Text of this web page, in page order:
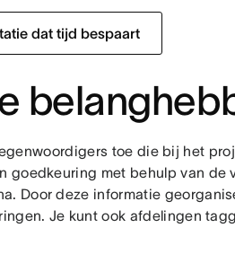
dat tijd bespaart
toe die bij het
goedkeuring met behulp van de
Door deze informatie
Je kunt ook afdelingen